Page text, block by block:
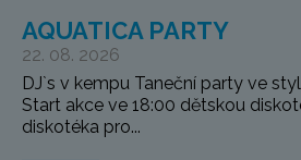
AQUATICA PARTY
22. 08. 2026
DJ`s v kempu Taneční party ve
Start akce ve 18:00 dětskou
diskotéka pro...